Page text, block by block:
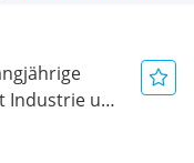
und
für